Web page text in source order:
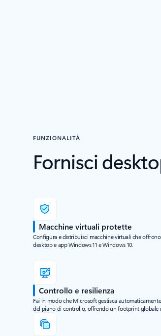
FUNZIONALITÀ
Fornisci
Macchine virtuali protette
Configura e distribuisci macchine virtuali che
desktop e app Windows 11 e Windows 10.
Controllo e resilienza
Fai in modo che Microsoft gestisca
del piano di controllo, offrendo un footprint globale